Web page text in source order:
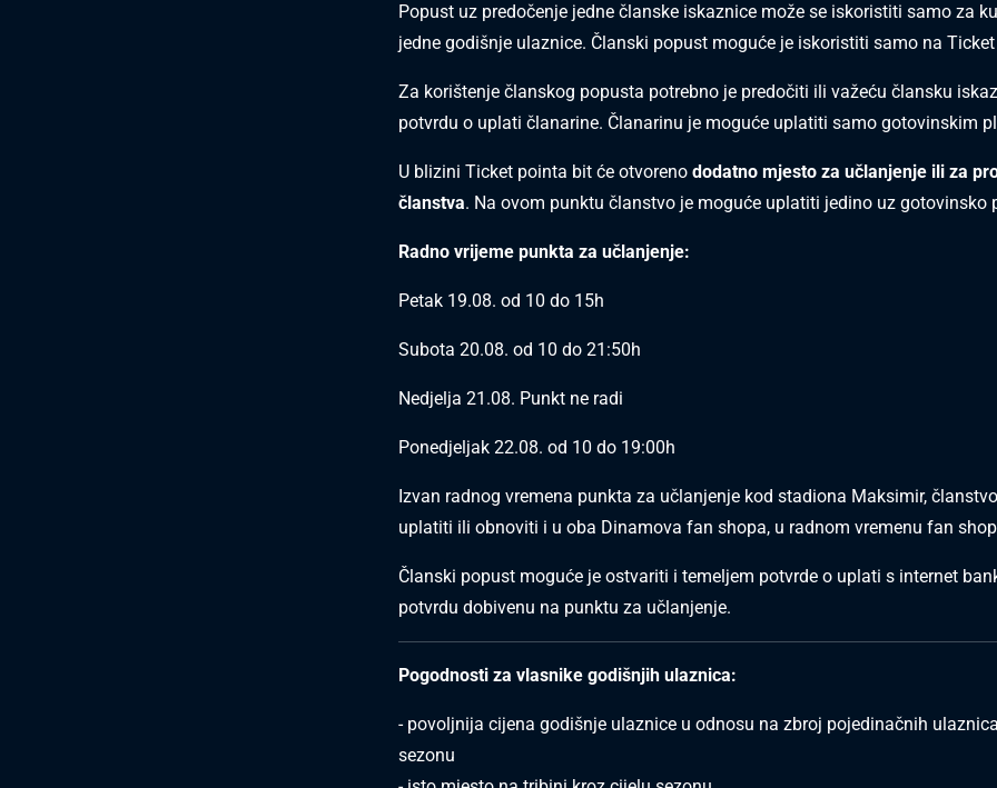
Popust uz predočenje jedne članske iskaznice može se iskoristiti samo za
jedne godišnje ulaznice. Članski popust moguće je iskoristiti samo na
Za korištenje članskog popusta potrebno je predočiti ili važeću člansku
potvrdu o uplati članarine. Članarinu je moguće uplatiti samo gotovinskim
U blizini Ticket pointa bit će otvoreno dodatno mjesto za učlanjenje ili za
članstva. Na ovom punktu članstvo je moguće uplatiti jedino uz gotovinsko
Radno vrijeme punkta za učlanjenje:
Petak 19.08. od 10 do 15h
Subota 20.08. od 10 do 21:50h
Nedjelja 21.08. Punkt ne radi
Ponedjeljak 22.08. od 10 do 19:00h
Izvan radnog vremena punkta za učlanjenje kod stadiona Maksimir,
uplatiti ili obnoviti i u oba Dinamova fan shopa, u radnom vremenu fan
Članski popust moguće je ostvariti i temeljem potvrde o uplati s internet
potvrdu dobivenu na punktu za učlanjenje.
Pogodnosti za vlasnike godišnjih ulaznica:
- povoljnija cijena godišnje ulaznice u odnosu na zbroj pojedinačnih
sezonu